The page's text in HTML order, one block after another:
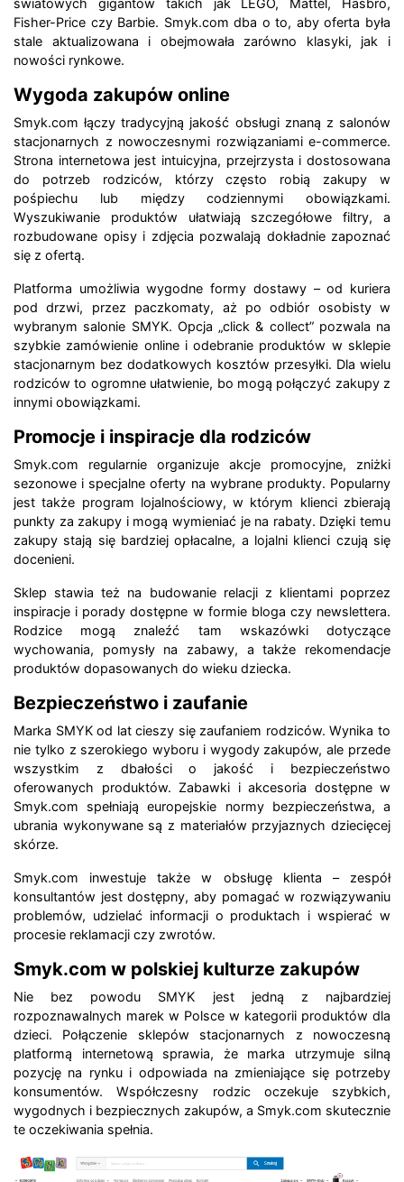
Fisher-Price czy Barbie. Smyk.com dba o to, aby oferta była
stale aktualizowana i obejmowała zarówno klasyki, jak i
nowości rynkowe.
Wygoda zakupów online
Smyk.com łączy tradycyjną jakość obsługi znaną z salonów
stacjonarnych z nowoczesnymi rozwiązaniami e-commerce.
Strona internetowa jest intuicyjna, przejrzysta i dostosowana
do potrzeb rodziców, którzy często robią zakupy w
pośpiechu lub między codziennymi obowiązkami.
Wyszukiwanie produktów ułatwiają szczegółowe filtry, a
rozbudowane opisy i zdjęcia pozwalają dokładnie zapoznać
się z ofertą.
Platforma umożliwia wygodne formy dostawy – od kuriera
pod drzwi, przez paczkomaty, aż po odbiór osobisty w
wybranym salonie SMYK. Opcja „click & collect” pozwala na
szybkie zamówienie online i odebranie produktów w sklepie
stacjonarnym bez dodatkowych kosztów przesyłki. Dla wielu
rodziców to ogromne ułatwienie, bo mogą połączyć zakupy z
innymi obowiązkami.
Promocje i inspiracje dla rodziców
Smyk.com regularnie organizuje akcje promocyjne, zniżki
sezonowe i specjalne oferty na wybrane produkty. Popularny
jest także program lojalnościowy, w którym klienci zbierają
punkty za zakupy i mogą wymieniać je na rabaty. Dzięki temu
zakupy stają się bardziej opłacalne, a lojalni klienci czują się
docenieni.
Sklep stawia też na budowanie relacji z klientami poprzez
inspiracje i porady dostępne w formie bloga czy newslettera.
Rodzice mogą znaleźć tam wskazówki dotyczące
wychowania, pomysły na zabawy, a także rekomendacje
produktów dopasowanych do wieku dziecka.
Bezpieczeństwo i zaufanie
Marka SMYK od lat cieszy się zaufaniem rodziców. Wynika to
nie tylko z szerokiego wyboru i wygody zakupów, ale przede
wszystkim z dbałości o jakość i bezpieczeństwo
oferowanych produktów. Zabawki i akcesoria dostępne w
Smyk.com spełniają europejskie normy bezpieczeństwa, a
ubrania wykonywane są z materiałów przyjaznych dziecięcej
skórze.
Smyk.com inwestuje także w obsługę klienta – zespół
konsultantów jest dostępny, aby pomagać w rozwiązywaniu
problemów, udzielać informacji o produktach i wspierać w
procesie reklamacji czy zwrotów.
Smyk.com w polskiej kulturze zakupów
Nie bez powodu SMYK jest jedną z najbardziej
rozpoznawalnych marek w Polsce w kategorii produktów dla
dzieci. Połączenie sklepów stacjonarnych z nowoczesną
platformą internetową sprawia, że marka utrzymuje silną
pozycję na rynku i odpowiada na zmieniające się potrzeby
konsumentów. Współczesny rodzic oczekuje szybkich,
wygodnych i bezpiecznych zakupów, a Smyk.com skutecznie
te oczekiwania spełnia.